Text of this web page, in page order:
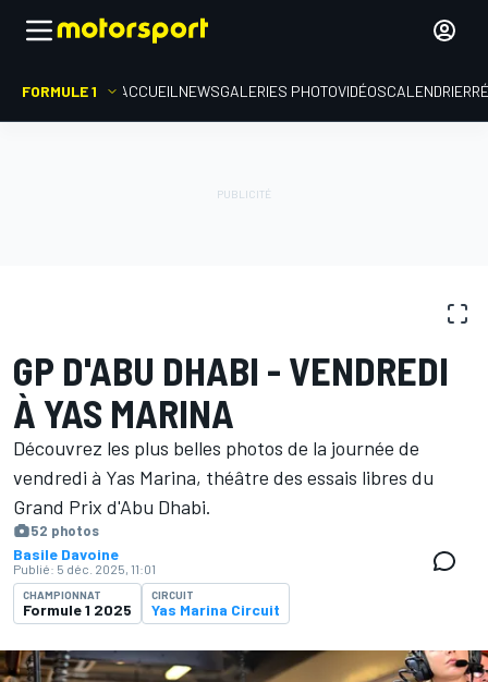
FORMULE 1 ACCUEIL NEWSGALERIES PHOTOVIDÉOSCALENDRIER
GP D'ABU DHABI - VENDREDI
À YAS MARINA
Découvrez les plus belles photos de la journée de
vendredi à Yas Marina, théâtre des essais libres du
Grand Prix d'Abu Dhabi.
52 photos
Basile Davoine
Publié: 5 déc. 2025, 11:01
CHAMPIONNAT
Formule 1 2025
CIRCUIT
Yas Marina Circuit